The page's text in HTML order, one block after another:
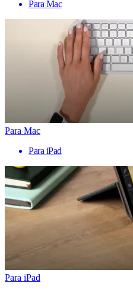
Para Mac
Para Mac
Para iPad
Para iPad